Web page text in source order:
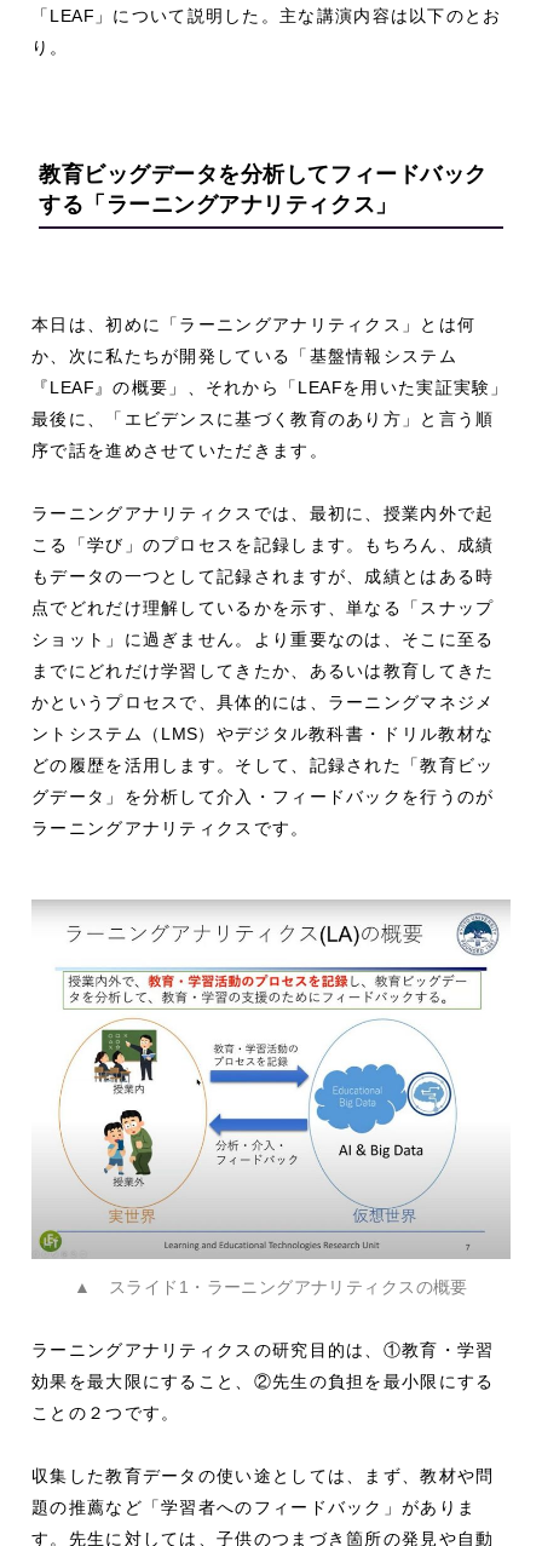
「 LEAF 」について説明した。主な講演内容は以下のとお
り。
教育ビッグデータを分析してフィードバック
する 「ラーニングアナリティクス」
本日は、初めに「ラーニングアナリティクス」とは何
か、次に私たちが開発している「基盤情報システム
『LEAF 』の概要」、それから「 LEAFを用いた実証実験」
最後に、「エビデンスに基づく教育のあり方」と言う順
序で話を進めさせていただきます。
ラーニングアナリティクスでは、最初に、授業内外で起
こる「学び」のプロセスを記録します。もちろん、成績
もデータの一つとして記録されますが、成績とはある時
点でどれだけ理解しているかを示す、単なる「スナップ
ショット」に過ぎません。より重要なのは、そこに至る
までにどれだけ学習してきたか、あるいは教育してきた
かというプロセスで、具体的には、ラーニングマネジメ
ントシステム（ LMS）やデジタル教科書・ドリル教材な
どの履歴を活用します。そして、記録された「教育ビッ
グデータ」を分析して介入・フィードバックを行うのが
ラーニングアナリティクスです。
▲ スライド1・ラーニングアナリティクスの概要
ラーニングアナリティクスの研究目的は、①教育・学習
効果を最大限にすること、②先生の負担を最小限にする
ことの２つです。
収集した教育データの使い途としては、まず、教材や問
題の推薦など「学習者へのフィードバック」がありま
す。先生に対しては、子供のつまづき箇所の発見や自動